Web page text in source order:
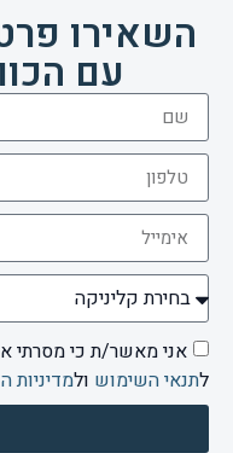
השאירו
עם
אני מאשר/ת כי מסרתי
לתנאי השימוש ולמדיניות